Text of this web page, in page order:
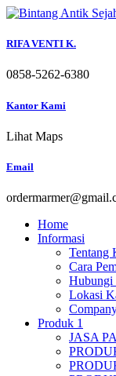
Skip
content
RIFA VENTI K.
0858-5262-6380
Kantor Kami
Lihat Maps
Email
Home
Informasi
Tentang
Cara
Hubungi
Lokasi
Produk 1
JASA